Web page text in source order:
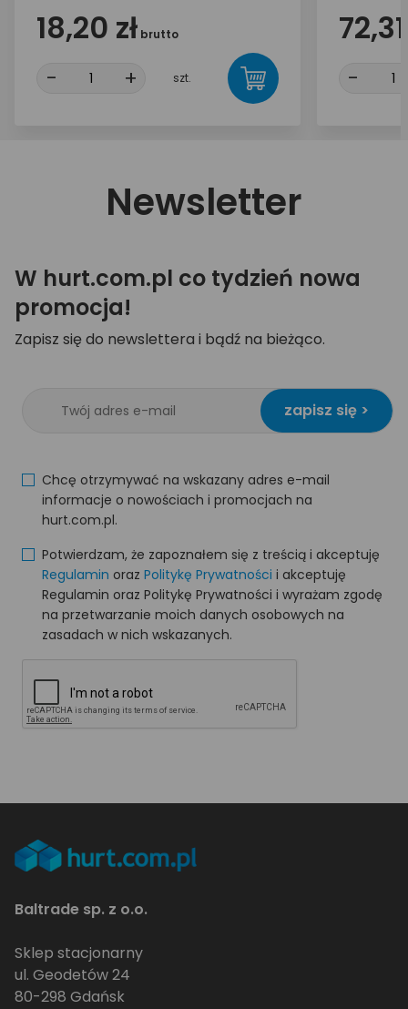
18,20 zł brutto
- + szt. -
Newsletter
W hurt.com.pl co tydzień nowa
promocja!
Zapisz się do newslettera i bądź na bieżąco.
zapisz się >
Chcę otrzymywać na wskazany adres e-mail
informacje o nowościach i promocjach na
hurt.com.pl.
Potwierdzam, że zapoznałem się z treścią i akceptuję
Regulamin oraz Politykę Prywatności i akceptuję
Regulamin oraz Politykę Prywatności i wyrażam zgodę
na przetwarzanie moich danych osobowych na
zasadach w nich wskazanych.
Baltrade sp. z o.o.
Sklep stacjonarny
ul. Geodetów 24
80-298 Gdańsk